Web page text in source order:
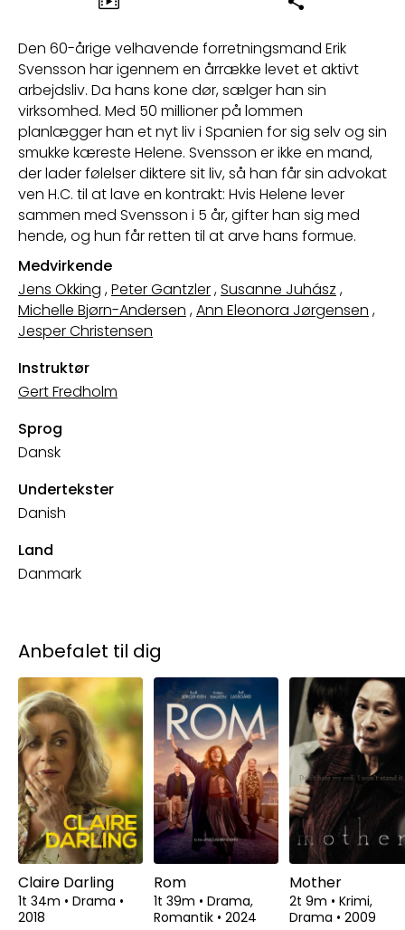
Den 60-årige velhavende forretningsmand Erik
Svensson har igennem en årrække levet et aktivt
arbejdsliv. Da hans kone dør, sælger han sin
virksomhed. Med 50 millioner på lommen
planlægger han et nyt liv i Spanien for sig selv og sin
smukke kæreste Helene. Svensson er ikke en mand,
der lader følelser diktere sit liv, så han får sin advokat
ven H.C. til at lave en kontrakt: Hvis Helene lever
sammen med Svensson i 5 år, gifter han sig med
hende, og hun får retten til at arve hans formue.
Medvirkende
Jens Okking ,Peter Gantzler,Susanne Juhász ,
Michelle Bjørn-Andersen ,Ann Eleonora Jørgensen ,
Jesper Christensen
Instruktør
Gert Fredholm
Sprog
Dansk
Undertekster
Danish
Land
Danmark
Anbefalet til dig
Claire Darling
1t 34m • Drama •
2018
Rom
1t 39m • Drama,
Romantik • 2024
Mother
2t 9m • Krimi,
Drama • 2009